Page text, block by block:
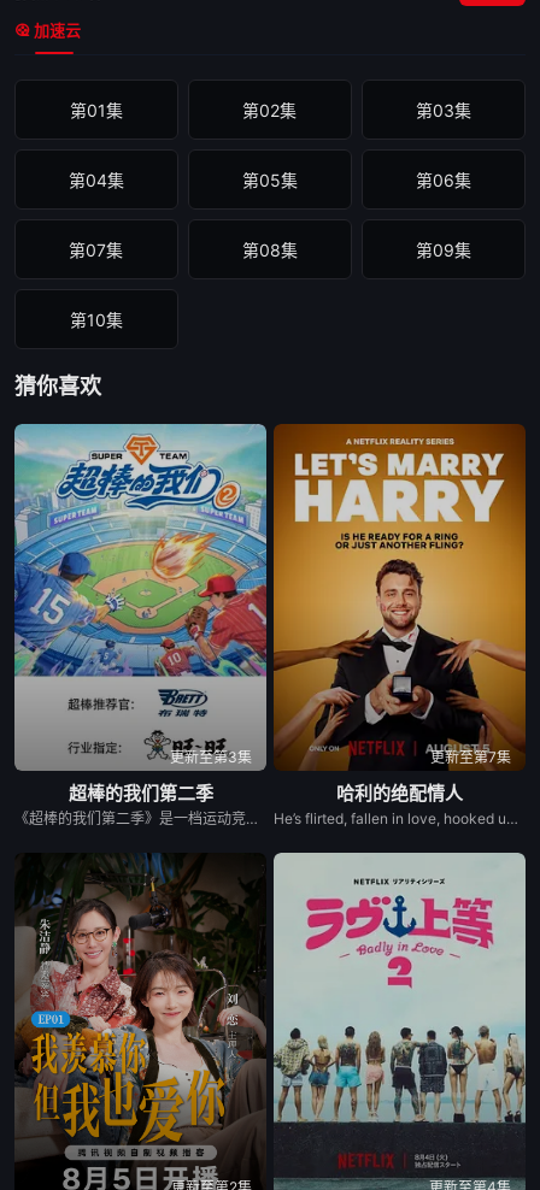
加速云
第01集 第02集 第03集
第04集 第05集 第06集
第07集 第08集 第09集
第10集
猜你喜欢
更新至第3集
超棒的我们第二季
《超棒的我们第二季》是一档运动竞技成长类真人秀，集结多位棒球少年，以多维度考核争夺席位，层层比拼后选拔9位少年锁定首发，与强队对决。全程记录少年们从独自拼搏到凝聚团魂的成长，打造兼具竞技性与观赏性的青春成长纪实。
更新至第7集
哈利的绝配情人
He’s flirted, fallen in love, hooked up, and broken up. He’s even proposed with a candy ring. But now, in the new series Let’s Marry Harry, Harry Jowsey’s ready for the real thing. After traveling all across the Netflix Reality Universe in search of his soulmate (see: Too Hot to Handle and Perfect Match as evidence), Jowsey will date a new pool of potential matches in hopes of ...